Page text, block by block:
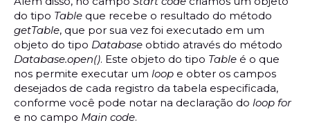
do tipo Table que recebe o resultado do método
getTable, que por sua vez foi executado em um
objeto do tipo Database obtido através do método
Database.open(). Este objeto do tipo Table é o que
nos permite executar um loop e obter os campos
desejados de cada registro da tabela especificada,
conforme você pode notar na declaração do loop for
e no campo Main code.